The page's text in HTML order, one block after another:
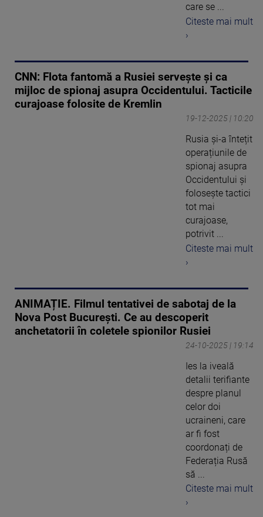
care se ...
Citeste mai mult
›
CNN: Flota fantomă a Rusiei servește și ca
mijloc de spionaj asupra Occidentului. Tacticile
curajoase folosite de Kremlin
19-12-2025 | 10:20
Rusia și-a întețit
operațiunile de
spionaj asupra
Occidentului și
folosește tactici
tot mai
curajoase,
potrivit ...
Citeste mai mult
›
ANIMAȚIE. Filmul tentativei de sabotaj de la
Nova Post București. Ce au descoperit
anchetatorii în coletele spionilor Rusiei
24-10-2025 | 19:14
Ies la iveală
detalii terifiante
despre planul
celor doi
ucraineni, care
ar fi fost
coordonați de
Federația Rusă
să ...
Citeste mai mult
›